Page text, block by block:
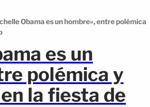
Obama es un hombre», entre polémica
es un
polémica y
la fiesta de